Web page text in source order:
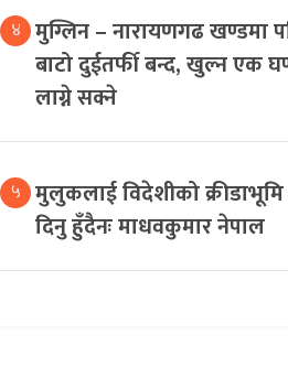
४ मुग्लिन – नारायणगढ खण्डमा
बाटो दुईतर्फी बन्द, खुल्न एक
लाग्ने सक्ने
५ मुलुकलाई विदेशीको क्रीडाभूमि
दिनु हुँदैनः माधवकुमार नेपाल